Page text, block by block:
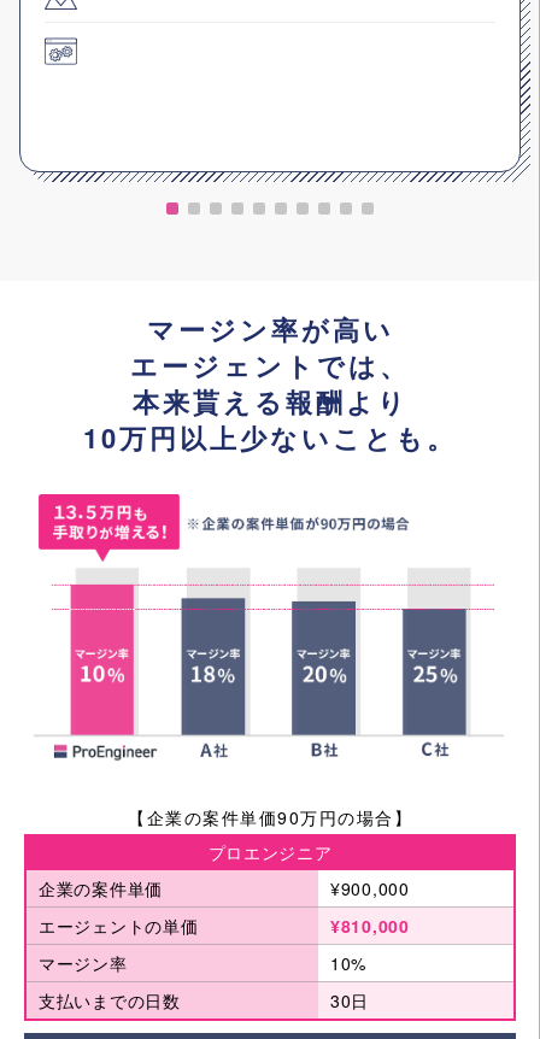
マージン率が高い
エージェントでは、
本来貰える報酬より
10万円以上少ないことも。
【企業の案件単価90万円の場合】
プロエンジニア
企業の案件単価
¥900,000
エージェントの単価
¥810,000
マージン率
10%
支払いまでの日数
30日